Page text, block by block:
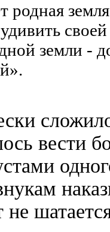
родная
земли -
вести
не